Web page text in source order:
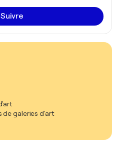
Suivre
de galeries d'art